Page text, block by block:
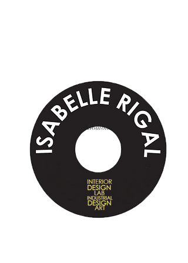
Bouton